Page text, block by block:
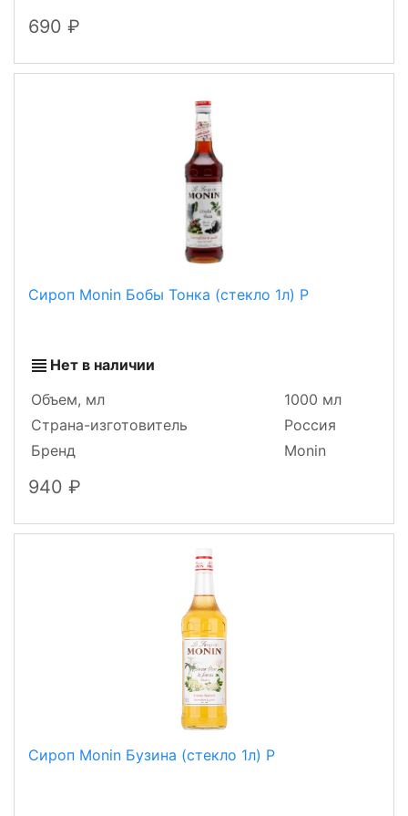
690
Сироп Monin Бобы Тонка (стекло 1л) Р
Нет в наличии
Объем, мл
1000 мл
Страна-изготовитель
Россия
Бренд
Monin
940
Сироп Monin Бузина (стекло 1л) Р